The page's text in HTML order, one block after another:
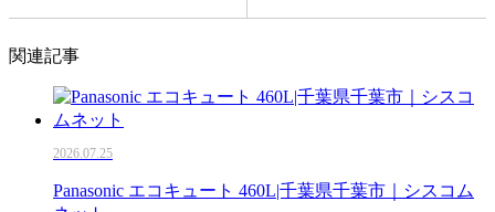
関連記事
2026.07.25
Panasonic エコキュート 460L|千葉県千葉市｜シスコム